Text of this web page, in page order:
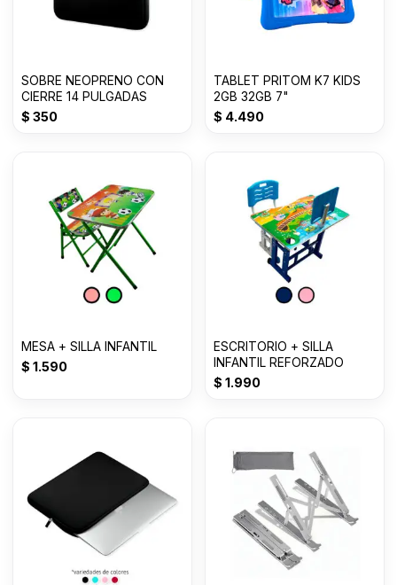
SOBRE NEOPRENO CON
CIERRE 14 PULGADAS
$ 350
TABLET PRITOM K7 KIDS
2GB 32GB 7"
$ 4.490
MESA + SILLA INFANTIL
$ 1.590
ESCRITORIO + SILLA
INFANTIL REFORZADO
$ 1.990